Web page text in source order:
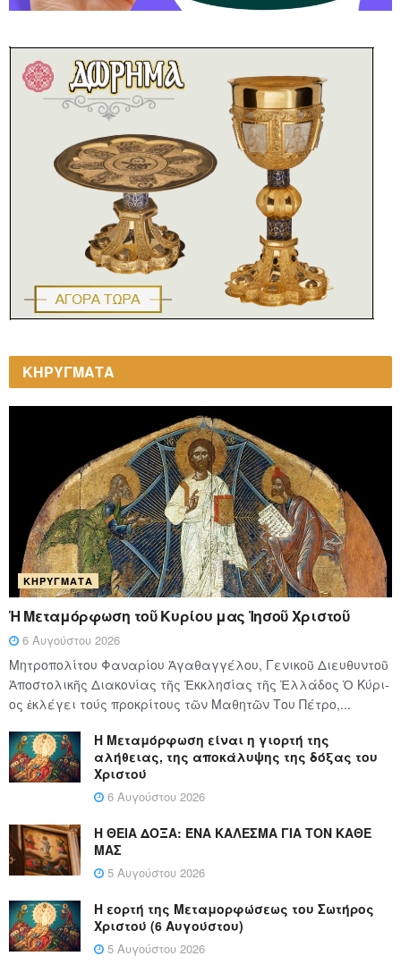
ΚΗΡΥΓΜΑΤΑ
ΚΗΡΎΓΜΑΤΑ
Ἡ Μεταμόρφωση τοῦ Κυρίου μας Ἰησοῦ Χριστοῦ
6 Αυγούστου 2026
Μητροπολίτου Φαναρίου Ἀγαθαγγέλου, Γενικοῦ Διευθυντοῦ
Ἀποστολικῆς Διακονίας τῆς Ἐκκλησίας τῆς Ἑλλάδος Ὁ Κύ­ρι­
ος ἐκλέγει τούς προ­κρί­τους τῶν Μα­θη­τῶν Του Πέ­τρο,...
Η Μεταμόρφωση είναι η γιορτή της
αλήθειας, της αποκάλυψης της δόξας του
Χριστού
6 Αυγούστου 2026
Η ΘΕΙΑ ΔΟΞΑ: ΈΝΑ ΚΑΛΕΣΜΑ ΓΙΑ ΤΟΝ ΚΑΘΕ
ΜΑΣ
5 Αυγούστου 2026
Η εορτή της Μεταμορφώσεως του Σωτήρος
Χριστού (6 Αυγούστου)
5 Αυγούστου 2026